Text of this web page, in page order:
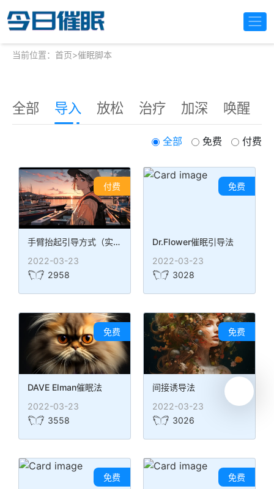
当前位置： 首页>催眠脚本
全部 导入 放松 治疗 加深 唤醒
付费
免费
全部
付费
手臂抬起引导方式（实用经典）
2022-03-23
2958
免费
Dr.Flower催眠引导法
2022-03-23
3028
免费
DAVE Elman催眠法
2022-03-23
3558
免费
间接诱导法
2022-03-23
3026
免费 免费